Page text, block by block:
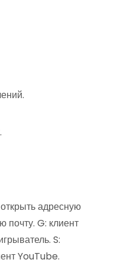
адресную
почту. G: клиент
S:
YouTube.